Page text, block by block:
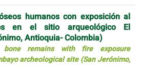
humanos con exposición al
en el sitio arqueológico El
Antioquia- Colombia)
remains with fire exposure
archeological site (San Jerónimo,